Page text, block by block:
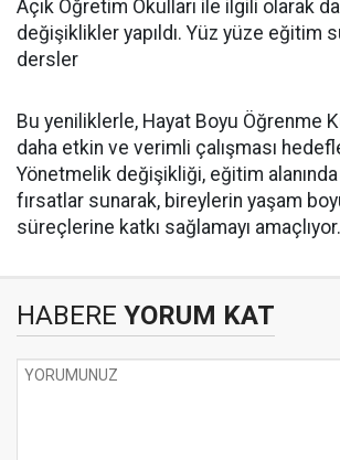
Açık Öğretim Okulları ile ilgili olarak
değişiklikler yapıldı. Yüz yüze eğitim
dersler
Bu yeniliklerle, Hayat Boyu Öğrenme
daha etkin ve verimli çalışması
Yönetmelik değişikliği, eğitim
fırsatlar sunarak, bireylerin yaşam
süreçlerine katkı sağlamayı amaçlıyor.
HABERE YORUM KAT